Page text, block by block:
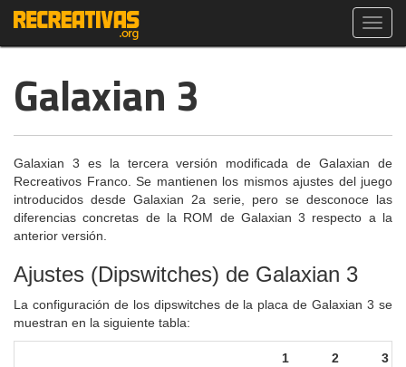
Galaxian 3
Galaxian 3 es la tercera versión modificada de Galaxian de
Recreativos Franco. Se mantienen los mismos ajustes del juego
introducidos desde Galaxian 2a serie, pero se desconoce las
diferencias concretas de la ROM de Galaxian 3 respecto a la
anterior versión.
Ajustes (Dipswitches) de Galaxian 3
La configuración de los dipswitches de la placa de Galaxian 3 se
muestran en la siguiente tabla:
1 2 3